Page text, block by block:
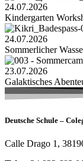
24.07.2026
Kindergarten
24.07.2026
Sommerlicher
23.07.2026
Galaktisches
Deutsche Schule –
Calle Drago 1,